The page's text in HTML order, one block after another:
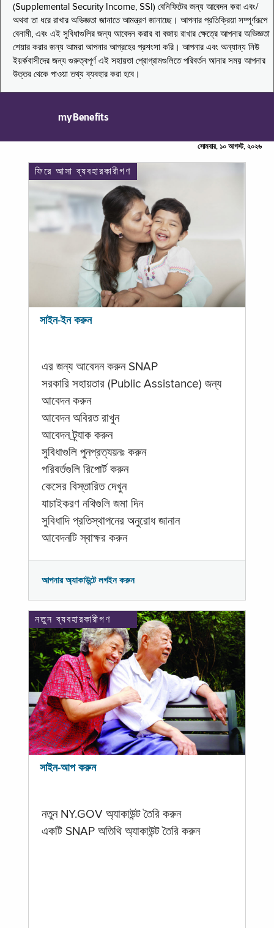
(Supplemental Security Income, SSI) বেনিফিটের জন্য আবেদন করা এবং/
অথবা তা ধরে রাখার অভিজ্ঞতা জানাতে আমন্ত্রণ জানাচ্ছে। আপনার প্রতিক্রিয়া সম্পূর্ণরূপে
বেনামী, এবং এই সুবিধাগুলির জন্য আবেদন করার বা বজায় রাখার ক্ষেত্রে আপনার অভিজ্ঞতা
শেয়ার করার জন্য আমরা আপনার আগ্রহের প্রশংসা করি। আপনার এবং অন্যান্য নিউ
ইয়র্কবাসীদের জন্য গুরুত্বপূর্ণ এই সহায়তা প্রোগ্রামগুলিতে পরিবর্তন আনার সময় আপনার
উত্তর থেকে পাওয়া তথ্য ব্যবহার করা হবে।
myBenefits
সোমবার, ১০ আগস্ট, ২০২৬
ফিরে আসা ব্যবহারকারীগণ
সাইন-ইন করুন
এর জন্য আবেদন করুন SNAP
সরকারি সহায়তার (Public Assistance) জন্য
আবেদন করুন
আবেদন অবিরত রাখুন
আবেদন ট্র্যাক করুন
সুবিধাগুলি পুনপ্রত্যয়নঃ করুন
পরিবর্তগুলি রিপোর্ট করুন
কেসের বিস্তারিত দেখুন
যাচাইকরণ নথিগুলি জমা দিন
সুবিধাদি প্রতিস্থাপনের অনুরোধ জানান
আবেদনটি স্বাক্ষর করুন
আপনার অ্যাকাউন্টে লগইন করুন
নতুন ব্যবহারকারীগণ
সাইন-আপ করুন
নতুন NY.GOV অ্যাকাউন্ট তৈরি করুন
একটি SNAP অতিথি অ্যাকাউন্ট তৈরি করুন